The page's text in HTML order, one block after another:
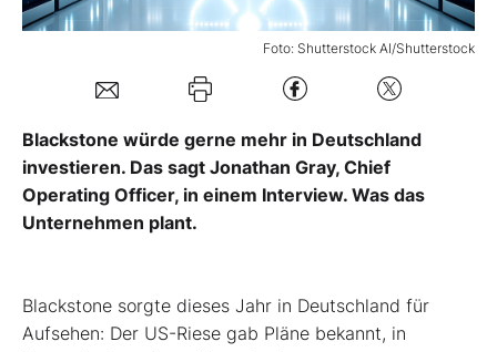
Foto: Shutterstock AI/Shutterstock
Blackstone würde gerne mehr in Deutschland
investieren. Das sagt Jonathan Gray, Chief
Operating Officer, in einem Interview. Was das
Unternehmen plant.
Blackstone sorgte dieses Jahr in Deutschland für
Aufsehen: Der US-Riese gab Pläne bekannt, in